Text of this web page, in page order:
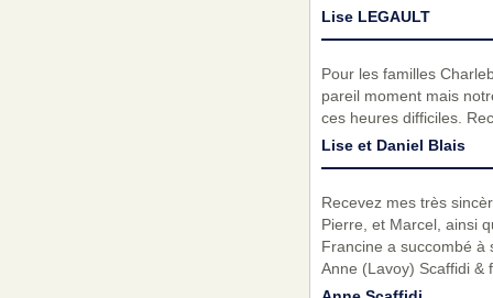
Lise LEGAULT
Pour les familles
pareil moment mais
ces heures difficiles.
Lise et Daniel Blais
Recevez mes très
Pierre, et Marcel, ainsi
Francine a succombé à
Anne (Lavoy) Scaffidi &